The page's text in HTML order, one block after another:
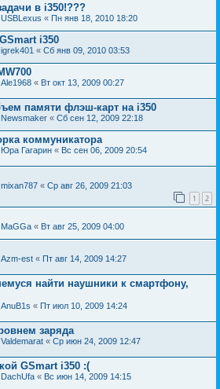
в i350!???
USBLexus « Пн янв 18, 2010 18:20
i350
igrek401 « Сб янв 09, 2010 03:53
Ale1968 « Вт окт 13, 2009 00:27
памяти флэш-карт на i350
Newsmaker « Сб сен 12, 2009 22:18
коммуникатора
Юра Гагарин « Вс сен 06, 2009 20:54
mixan787 « Ср авг 26, 2009 21:03
1 2
MaGGa « Вт авг 25, 2009 04:00
Azm-est « Пт авг 14, 2009 14:27
найти наушники к смартфону,
AnuB1s « Пт июл 10, 2009 14:24
заряда
Valdemarat « Ср июн 24, 2009 12:47
GSmart i350 :(
DachUfa « Вс июн 14, 2009 14:15